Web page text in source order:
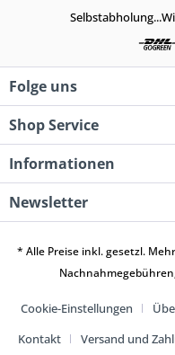
Folge uns
Shop Service
Informationen
Newsletter
* Alle Preise inkl. gesetzl.
Cookie-Einstellungen
Kontakt
Versand und